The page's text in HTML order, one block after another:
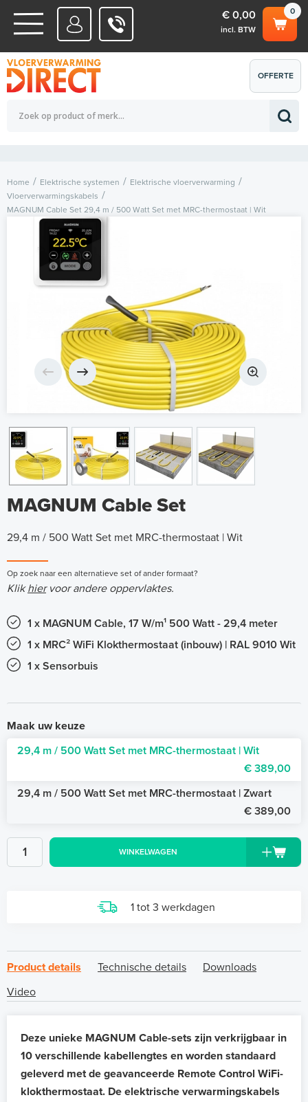
WATERSYSTEMEN
ELEKTRISCHE SYSTEMEN
0
€ 0,00
incl. BTW
Totaalbedrag (incl. BTW) € 0,00
OFFERTE
AANVRAGEN
Home Elektrische systemen
Elektrische vloerverwarming
Vloerverwarmingskabels
MAGNUM Cable Set 29,4 m / 500 Watt Set met MRC-thermostaat | Wit
MAGNUM Cable Set
29,4 m / 500 Watt Set met MRC-thermostaat | Wit
Op zoek naar een alternatieve set of ander formaat?
Klikhiervoor andere oppervlaktes.
1 x MAGNUM Cable, 17 W/m¹ 500 Watt - 29,4 meter
1 x MRC² WiFi Klokthermostaat (inbouw) | RAL 9010 Wit
1 x Sensorbuis
Maak uw keuze
29,4 m / 500 Watt Set met MRC-thermostaat | Wit
€ 389,00
29,4 m / 500 Watt Set met MRC-thermostaat | Zwart
€ 389,00
WINKELWAGEN
1 tot 3 werkdagen
Product details Technische details
Downloads
Video
Deze unieke MAGNUM Cable-sets zijn verkrijgbaar in
10 verschillende kabellengtes en worden standaard
geleverd met de geavanceerde Remote Control WiFi-
klokthermostaat. De elektrische verwarmingskabels